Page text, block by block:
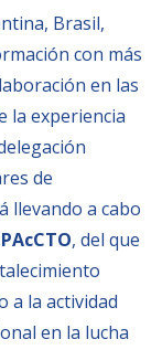
Brasil,
con más
en las
la experiencia
de
llevando a cabo
, del que
a la actividad
en la lucha